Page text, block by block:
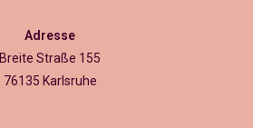
Adresse
Breite Straße 155
76135 Karlsruhe